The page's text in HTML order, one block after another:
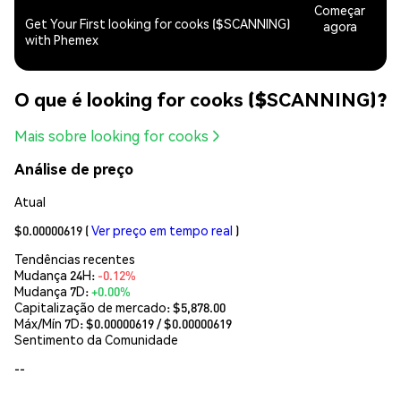
Get Your First looking for cooks ($SCANNING)
with Phemex
Começar
agora
O que é looking for cooks ($SCANNING)?
Mais sobre looking for cooks
Análise de preço
Atual
$0.00000619 (Ver preço em tempo real )
Tendências recentes
Mudança 24H: -0.12%
Mudança 7D:+0.00%
Capitalização de mercado:$5,878.00
Máx/Mín 7D: $0.00000619/ $0.00000619
Sentimento da Comunidade
--